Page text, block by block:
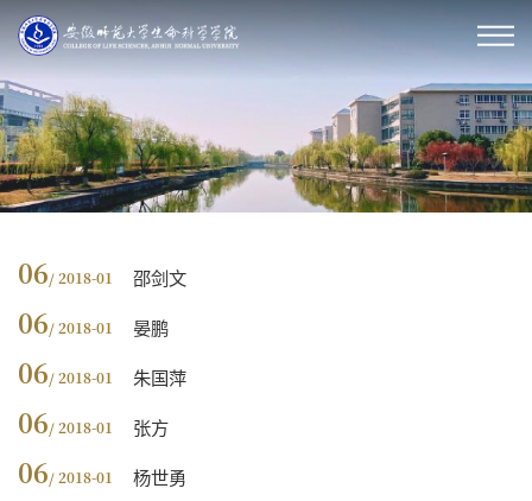
06/ 2018-01 邵剑文
06/ 2018-01 晏鹏
06/ 2018-01 朱国萍
06/ 2018-01 张方
06/ 2018-01 杨世勇